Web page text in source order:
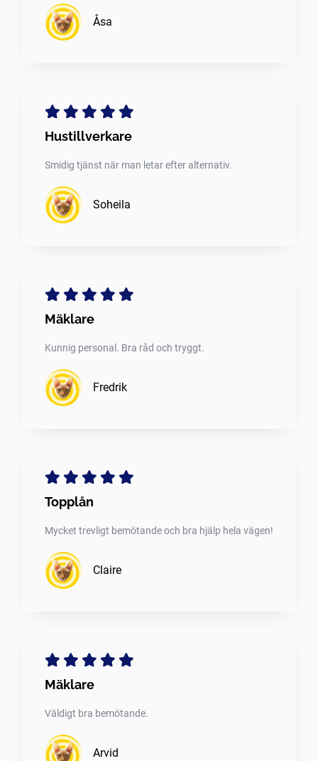
Åsa
Hustillverkare
Smidig tjänst när man letar efter alternativ.
Soheila
Mäklare
Kunnig personal. Bra råd och tryggt.
Fredrik
Topplån
Mycket trevligt bemötande och bra hjälp hela vägen!
Claire
Mäklare
Väldigt bra bemötande.
Arvid